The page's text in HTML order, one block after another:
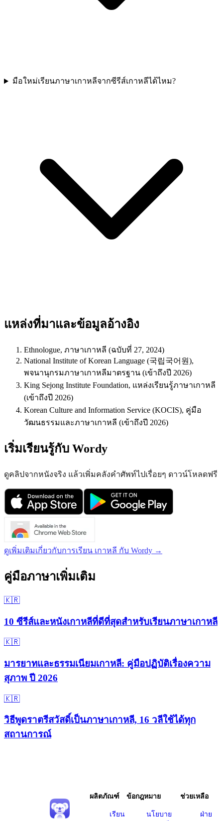
มือใหม่เรียนภาษาเกาหลีจากซีรีส์เกาหลีได้ไหม?
แหล่งที่มาและข้อมูลอ้างอิง
Ethnologue, ภาษาเกาหลี (ฉบับที่ 27, 2024)
National Institute of Korean Language (국립국어원),
พจนานุกรมภาษาเกาหลีมาตรฐาน (เข้าถึงปี 2026)
King Sejong Institute Foundation, แหล่งเรียนรู้ภาษาเกาหลี
(เข้าถึงปี 2026)
Korean Culture and Information Service (KOCIS), คู่มือ
วัฒนธรรมและภาษาเกาหลี (เข้าถึงปี 2026)
เริ่มเรียนรู้กับ Wordy
ดูคลิปจากหนังจริง แล้วเพิ่มคลังคำศัพท์ไปเรื่อยๆ ดาวน์โหลดฟรี
ดูเพิ่มเติมเกี่ยวกับการเรียน เกาหลี กับ Wordy →
คู่มือภาษาเพิ่มเติม
🇰🇷
10 ซีรีส์และหนังเกาหลีที่ดีที่สุดสำหรับเรียนภาษาเกาหลี
🇰🇷
มารยาทและธรรมเนียมเกาหลี: คู่มือปฏิบัติเรื่องความ
สุภาพ ปี 2026
🇰🇷
วิธีพูดราตรีสวัสดิ์เป็นภาษาเกาหลี, 16 วลีใช้ได้ทุก
สถานการณ์
ผลิตภัณฑ์
เรียน
ข้อกฎหมาย
นโยบาย
ช่วยเหลือ
ฝ่าย